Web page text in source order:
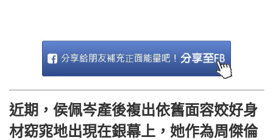
近期，侯佩岑產後複出依舊面容姣好身
材窈窕地出現在銀幕上，她作為周傑倫